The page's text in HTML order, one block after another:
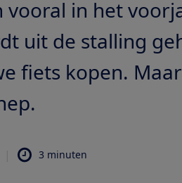
vooral in het
uit de stalling
fiets kopen.
3 minuten